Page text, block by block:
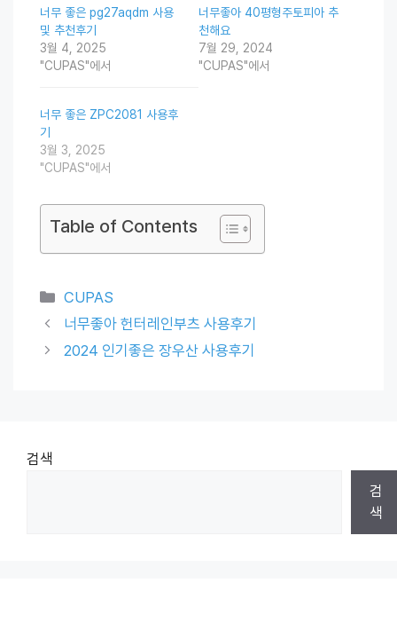
너무 좋은 pg27aqdm 사용
및 추천후기
3월 4, 2025
"CUPAS"에서
너무좋아 40평형주토피아 추
천해요
7월 29, 2024
"CUPAS"에서
너무 좋은 ZPC2081 사용후
기
3월 3, 2025
"CUPAS"에서
Table of Contents
Categories
CUPAS
너무좋아 헌터레인부츠 사용후기
2024 인기좋은 장우산 사용후기
검색
검
색